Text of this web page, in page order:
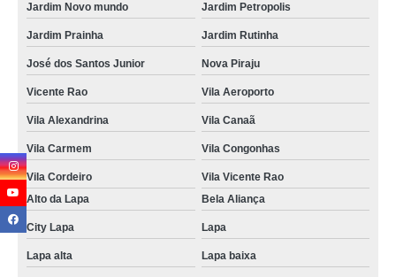
Jardim Novo mundo Jardim Petropolis
Jardim Prainha Jardim Rutinha
José dos Santos Junior Nova Piraju
Vicente Rao Vila Aeroporto
Vila Alexandrina Vila Canaã
Vila Carmem Vila Congonhas
Vila Cordeiro
Vila Vicente Rao
Alto da Lapa
Bela Aliança
City Lapa Lapa
Lapa alta Lapa baixa